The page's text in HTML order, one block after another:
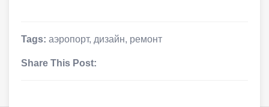
Tags: аэропорт, дизайн, ремонт
Share This Post: